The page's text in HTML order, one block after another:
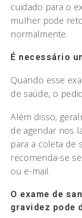
cuidado para o
mulher pode
normalmente.
É necessário
Quando esse
de saúde, o
Além disso,
de agendar nos
para a coleta de
recomenda-se
ou e-mail.
O exame de
gravidez pode